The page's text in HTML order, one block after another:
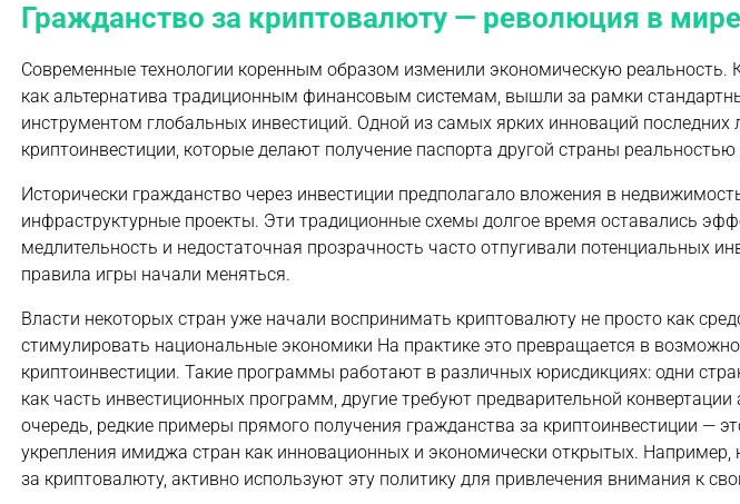
Гражданство за криптовалюту — революция в
Современные технологии коренным образом изменили экономическую
как альтернатива традиционным финансовым системам, вышли за рамки
инструментом глобальных инвестиций. Одной из самых ярких инноваций
криптоинвестиции, которые делают получение паспорта другой страны
Исторически гражданство через инвестиции предполагало вложения в
инфраструктурные проекты. Эти традиционные схемы долгое время оставались
медлительность и недостаточная прозрачность часто отпугивали потенциальных
правила игры начали меняться.
Власти некоторых стран уже начали воспринимать криптовалюту не просто как
стимулировать национальные экономики На практике это превращается в
криптоинвестиции. Такие программы работают в различных юрисдикциях: одни
как часть инвестиционных программ, другие требуют предварительной
очередь, редкие примеры прямого получения гражданства за криптоинвестиции —
укрепления имиджа стран как инновационных и экономически открытых. Например,
за криптовалюту, активно используют эту политику для привлечения внимания к